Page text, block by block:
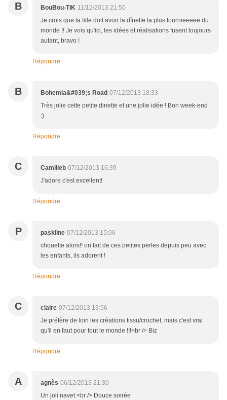
B BouBou-TiK 11/12/2013 21:50
Je crois que ta fille doit avoir la dînette la plus fournieeeee du
monde !! Je vois qu'ici, les idées et réalisations fusent toujours
autant, bravo !
Répondre
B Bohemia&#039;s Road 07/12/2013 18:33
Très jolie cette petite dinette et une jolie idée ! Bon week-end
:)
Répondre
C Camilleb 07/12/2013 16:39
J'adore c'est excellent!
Répondre
P paskline 07/12/2013 15:06
chouette alors!! on fait de ces petites perles depuis peu avec
les enfants, ils adorent !
Répondre
C claire 07/12/2013 13:56
Je préfère de loin les créations tissu/crochet, mais c'est vrai
qu'il en faut pour tout le monde !!!<br /> Biz
Répondre
A agnès 06/12/2013 21:30
Un joli navet.<br /> Douce soirée